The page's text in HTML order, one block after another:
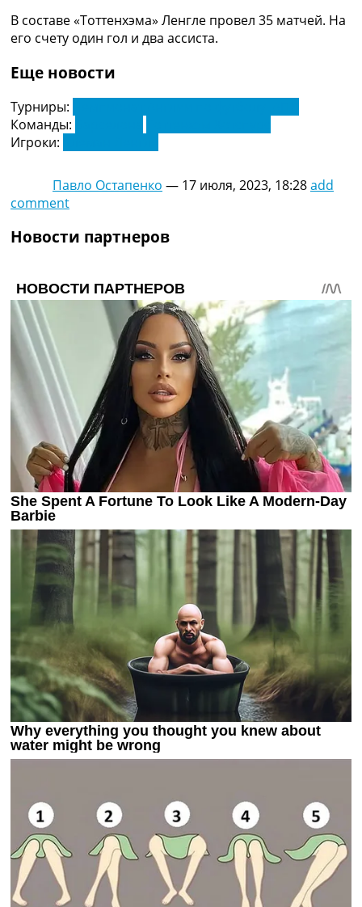
Главная
Новости футбола
Трансферы
Конкурс прогнозов
Правила
Коллективный прогноз
Турниры
Чемпионат Мира
Украина. Премьер-Лига
Лига Чемпионов
Англия. Премьер Лига
Испания. Ла Лига
Другие Турниры >>>
Таблицы
Таблицы групп Чемпионата Мира
Украина. Премьер-Лига
Украина. Первая Лига
Лига Чемпионов. Таблицы групп
Англия. Премьер-Лига
Испания. Ла Лига
Все таблицы >>>
Рейтинги
Рейтинг клубов УЕФА
Рейтинг ФИФА
ТВ программа
В составе «Тоттенхэма» Ленгле провел 35 матчей. На
его счету один гол и два ассиста.
Еще новости
Турниры:
Команды:
Игроки:
Павло Остапенко — 17 июля, 2023, 18:28add
comment
Новости партнеров